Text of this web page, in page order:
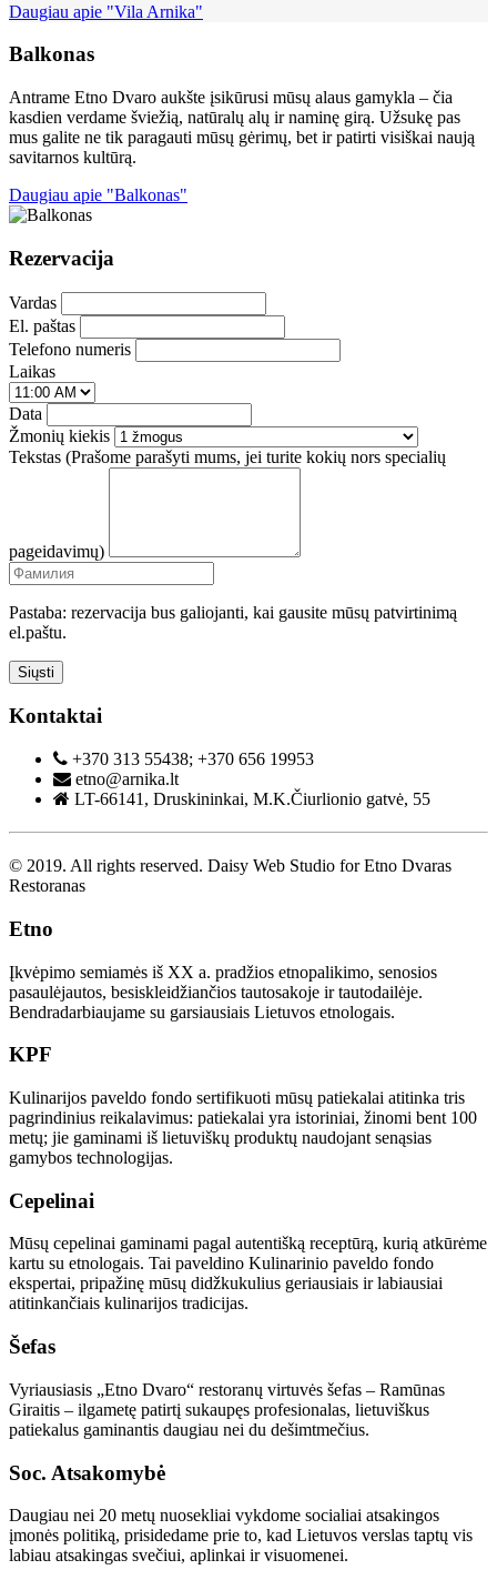
Daugiau apie "Vila Arnika"
Balkonas
Antrame Etno Dvaro aukšte įsikūrusi mūsų alaus gamykla – čia
kasdien verdame šviežią, natūralų alų ir naminę girą. Užsukę pas
mus galite ne tik paragauti mūsų gėrimų, bet ir patirti visiškai naują
savitarnos kultūrą.
Daugiau apie "Balkonas"
Rezervacija
Vardas
El. paštas
Telefono numeris
Laikas
Data
Žmonių kiekis
Tekstas (Prašome parašyti mums, jei turite kokių nors specialių
pageidavimų)
Pastaba: rezervacija bus galiojanti, kai gausite mūsų patvirtinimą
el.paštu.
Siųsti
Kontaktai
+370 313 55438; +370 656 19953
etno@arnika.lt
LT-66141, Druskininkai, M.K.Čiurlionio gatvė, 55
© 2019. All rights reserved. Daisy Web Studio for Etno Dvaras
Įkvėpimo semiamės iš XX a. pradžios etnopalikimo, senosios
pasaulėjautos, besiskleidžiančios tautosakoje ir tautodailėje.
Kulinarijos paveldo fondo sertifikuoti mūsų patiekalai atitinka tris
pagrindinius reikalavimus: patiekalai yra istoriniai, žinomi bent 100
metų; jie gaminami iš lietuviškų produktų naudojant senąsias
Cepelinai
Mūsų cepelinai gaminami pagal autentišką receptūrą, kurią atkūrėme
kartu su etnologais. Tai paveldino Kulinarinio paveldo fondo
ekspertai, pripažinę mūsų didžkukulius geriausiais ir labiausiai
Vyriausiasis „Etno Dvaro“ restoranų virtuvės šefas – Ramūnas
Giraitis – ilgametę patirtį sukaupęs profesionalas, lietuviškus
Soc. Atsakomybė
Daugiau nei 20 metų nuosekliai vykdome socialiai atsakingos
įmonės politiką, prisidedame prie to, kad Lietuvos verslas taptų vis